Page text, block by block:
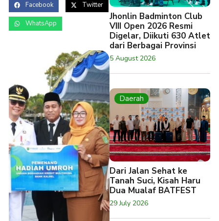
Facebook Twitter
WhatsApp
Jhonlin Badminton Club
VIII Open 2026 Resmi
Digelar, Diikuti 630 Atlet
dari Berbagai Provinsi
5 August 2026
Daerah
Dari Jalan Sehat ke
Tanah Suci, Kisah Haru
Dua Mualaf BATFEST
29 July 2026